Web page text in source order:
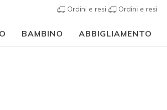
Ordini e resi Ordini e resi
BAMBINO ABBIGLIAMENTO